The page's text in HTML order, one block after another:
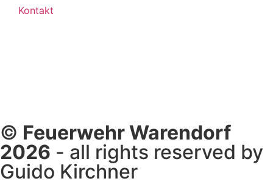
Kontakt
© Feuerwehr Warendorf
2026 - all rights reserved by
Guido Kirchner